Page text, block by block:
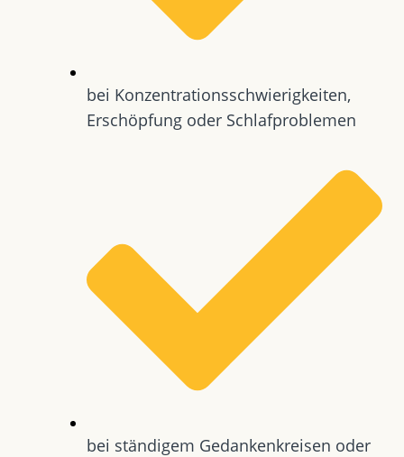
bei Konzentrationsschwierigkeiten,
Erschöpfung oder Schlafproblemen
bei ständigem Gedankenkreisen oder